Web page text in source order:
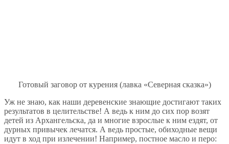
Готовый заговор от курения (лавка «Северная сказка»)
Уж не знаю, как наши деревенские знающие достигают таких
результатов в целительстве! А ведь к ним до сих пор возят
детей из Архангельска, да и многие взрослые к ним ездят, от
дурных привычек лечатся. А ведь простые, обиходные вещи
идут в ход при излечении! Например, постное масло и перо: